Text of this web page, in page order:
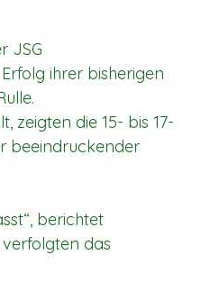
JSG
ihrer bisherigen
zeigten die 15- bis 17-
beeindruckender
berichtet
das